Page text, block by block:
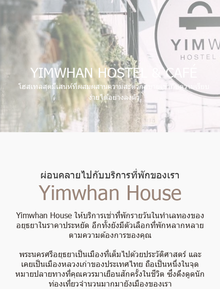
YIMWHANHOSTEL &CA
โฮสเทลสุดมีเสน่ห์ที่ผสมผสานความสะดวกสบายเข้ากับความเรียบ
ง่ายได้อย่างลงตัว
ผ่อนคลายไปกับบริการที่พักของเรา
Yimwhan House
Yimwhan Houseให้บริการเช่าที่พักรายวันในทำเลทองของ
อยุธยาในราคาประหยัด อีกทั้งยังมีตัวเลือกที่พักหลากหลาย
ตามความต้องการของคุณ
พระนครศรีอยุธยาเป็นเมืองที่เต็มไปด้วยประวัติศาสตร์ และ
เคยเป็นเมืองหลวงเก่าของประเทศไทย ถือเป็นหนึ่งในจุด
หมายปลายทางที่คุณควรมาเยือนสักครั้งในชีวิต ซึ่งดึงดูดนัก
ท่องเที่ยวจำนวนมากมายังเมืองของเรา